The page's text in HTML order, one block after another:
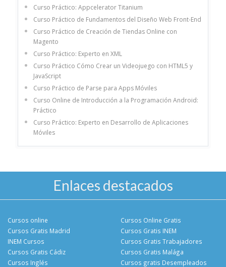
Curso Práctico: Appcelerator Titanium
Curso Práctico de Fundamentos del Diseño Web Front-End
Curso Práctico de Creación de Tiendas Online con
Magento
Curso Práctico: Experto en XML
Curso Práctico Cómo Crear un Videojuego con HTML5 y
JavaScript
Curso Práctico de Parse para Apps Móviles
Curso Online de Introducción a la Programación Android:
Práctico
Curso Práctico: Experto en Desarrollo de Aplicaciones
Móviles
Enlaces destacados
Cursos online
Cursos Gratis Madrid
INEM Cursos
Cursos Gratis Cádiz
Cursos Online Gratis
Cursos Gratis INEM
Cursos Gratis Trabajadores
Cursos Gratis Malága
Cursos Inglés
Cursos gratis Desempleados